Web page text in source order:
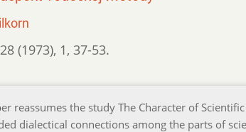
28 (1973), 1, 37-53.
reassumes the study The Character of
dialectical connections among the parts of